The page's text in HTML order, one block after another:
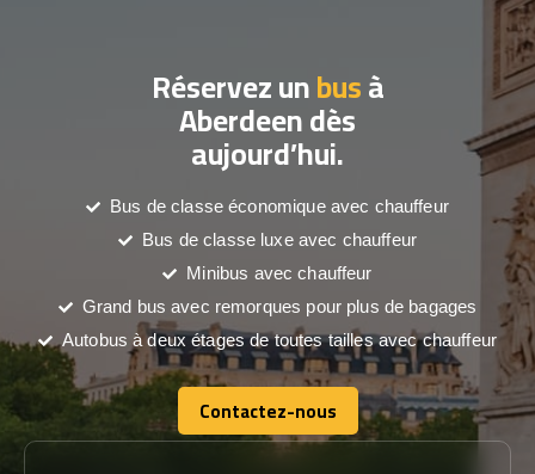
Réservez unbusà
Aberdeen dès
aujourd’hui.
Bus de classe économique avec chauffeur
Bus de classe luxe avec chauffeur
Minibus avec chauffeur
Grand bus avec remorques pour plus de bagages
Autobus à deux étages de toutes tailles avec chauffeur
Contactez-nous
Contactez-nous